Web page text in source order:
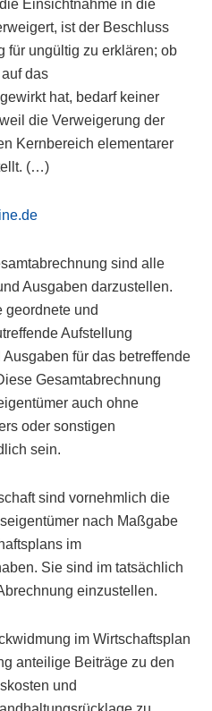
Einsichtnahme in die
ist der Beschluss
für ungültig zu erklären; ob
das
hat, bedarf keiner
die Verweigerung der
Kernbereich elementarer
(…)
sind alle
Ausgaben darzustellen.
geordnete und
Aufstellung
für das betreffende
Gesamtabrechnung
auch ohne
oder sonstigen
sein.
sind vornehmlich die
nach Maßgabe
im
Sie sind im tatsächlich
einzustellen.
im Wirtschaftsplan
anteilige Beiträge zu den
und